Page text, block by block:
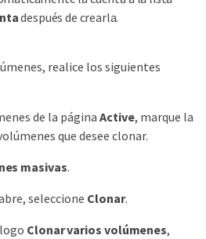
después de crearla.
realice los siguientes
de la página Active, marque la
que desee clonar.
masivas.
seleccione Clonar.
Clonar varios volúmenes,